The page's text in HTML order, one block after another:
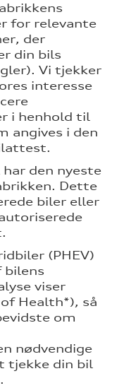
for relevante
der
din bils
Vi tjekker
interesse
i henhold til
angives i den
den nyeste
Dette
biler eller
(PHEV)
bilens
viser
Health*), så
om
nødvendige
tjekke din bil